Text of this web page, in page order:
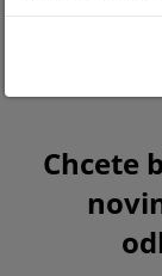
Chcete